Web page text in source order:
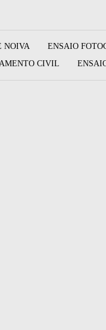
NOIVA ENSAIO
CIVIL